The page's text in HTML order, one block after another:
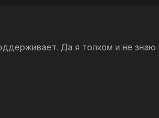
Да я толком и не знаю